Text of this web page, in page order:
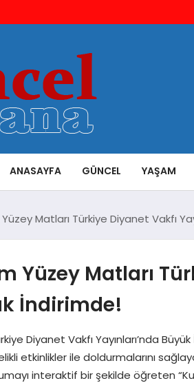
ANASAYFA GÜNCEL YAŞAM
Matları Türkiye Diyanet Vakfı
Yüzey Matları
İndirimde!
Diyanet Vakfı Yayınları’nda
etkinlikler ile doldurmalarını
interaktif bir şekilde öğreten